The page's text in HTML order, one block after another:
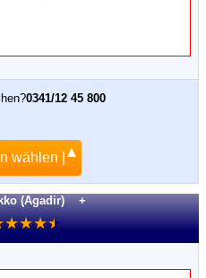
0341/12 45 800
wählen |
(Agadir) +
★★★★
★